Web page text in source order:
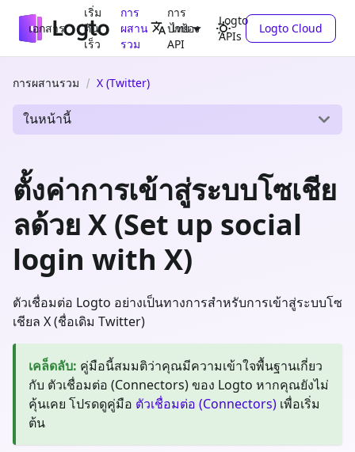
เอกสาร
เริ่ม
ต้น
เร็ว
การ
ผสาน
รวม
การ
ปกป้อง
API
Logto
APIs
ไทย Logto Cloud
การผสานรวม X (Twitter)
ในหน้านี้
ตั้งค่าการเข้าสู่ระบบโซเชีย
ลด้วย X (Set up social
login with X)
ตัวเชื่อมต่อ Logto อย่างเป็นทางการสำหรับการเข้าสู่ระบบโซ
เชียล X (ชื่อเดิม Twitter)
เคล็ดลับ: คู่มือนี้สมมติว่าคุณมีความเข้าใจพื้นฐานเกี่ยว
กับ ตัวเชื่อมต่อ (Connectors) ของ Logto หากคุณยังไม่
คุ้นเคย โปรดดูคู่มือ ตัวเชื่อมต่อ (Connectors) เพื่อเริ่ม
ต้น